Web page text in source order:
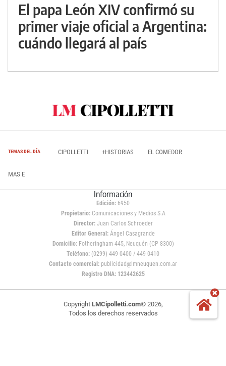
El papa León XIV confirmó su
primer viaje oficial a Argentina:
cuándo llegará al país
TEMAS DEL DÍA CIPOLLETTI +HISTORIAS EL COMEDOR
MAS E
Información
Edición: 6950
Propietario:Comunicaciones y Medios S.A
Director: Juan Carlos Schroeder
Editor General:Ángel Casagrande
Domicilio:Fotheringham 445, Neuquén (CP 8300)
Teléfono: (0299) 449 0400 / 449 0410
Contacto comercial: publicidad@lmneuquen.com.ar
Registro DNA: 123442625
Copyright LMCipolletti.com© 2026,
Todos los derechos reservados